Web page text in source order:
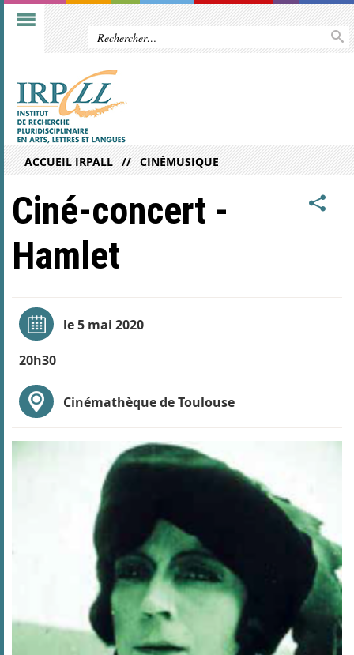
ACCUEIL IRPALL CINÉMUSIQUE
Ciné-concert -
Hamlet
le 5 mai 2020
20h30
Cinémathèque de Toulouse